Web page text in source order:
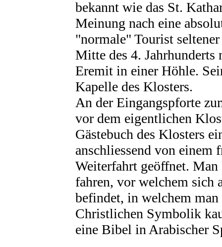
bekannt wie das St.
Meinung nach eine
"normale" Tourist
Mitte des 4. Jahrhunderts
Eremit in einer Höhle.
Kapelle des Klosters.
An der Eingangspforte
vor dem eigentlichen
Gästebuch des Klosters
anschliessend von einem
Weiterfahrt geöffnet.
fahren, vor welchem sich
befindet, in welchem
Christlichen Symbolik
eine Bibel in Arabischer